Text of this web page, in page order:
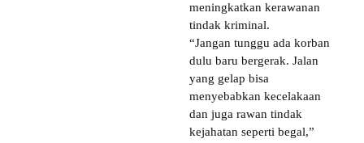
meningkatkan kerawanan
tindak kriminal.
“Jangan tunggu ada korban
dulu baru bergerak. Jalan
yang gelap bisa
menyebabkan kecelakaan
dan juga rawan tindak
kejahatan seperti begal,”